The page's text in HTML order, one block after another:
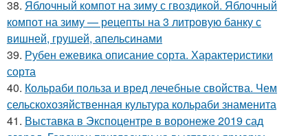
38. Яблочный компот на зиму с гвоздикой. Яблочный
компот на зиму — рецепты на 3 литровую банку с
вишней, грушей, апельсинами
39. Рубен ежевика описание сорта. Характеристики
сорта
40. Кольраби польза и вред лечебные свойства. Чем
сельскохозяйственная культура кольраби знаменита
41. Выставка в Экспоцентре в воронеже 2019 сад